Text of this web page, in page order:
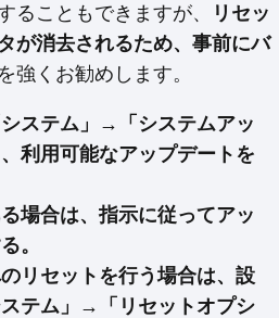
ることもできますが、
リセッ
が消去されるため、事前にバ
強くお勧めします。
ステム」→「システムアッ
利用可能なアップデートを
場合は、指示に従ってアッ
。
リセットを行う場合は、設
テム」→「リセットオプシ